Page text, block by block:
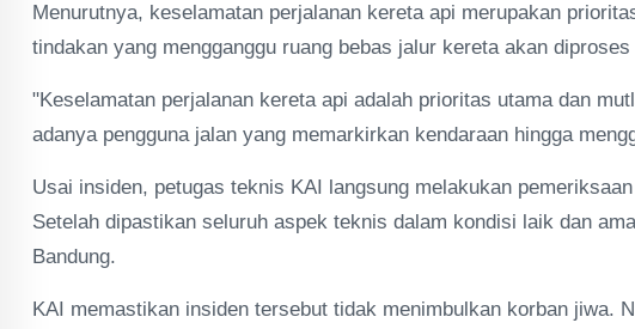
Menurutnya, keselamatan perjalanan kereta api merupakan
tindakan yang mengganggu ruang bebas jalur kereta akan
"Keselamatan perjalanan kereta api adalah prioritas utama dan
adanya pengguna jalan yang memarkirkan kendaraan hingga
Usai insiden, petugas teknis KAI langsung melakukan
Setelah dipastikan seluruh aspek teknis dalam kondisi laik dan
Bandung.
KAI memastikan insiden tersebut tidak menimbulkan korban jiwa.